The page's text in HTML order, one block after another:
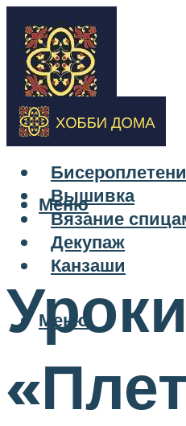
Вышивка
Вязание
Декупаж
Канзаши
Меню
Меню